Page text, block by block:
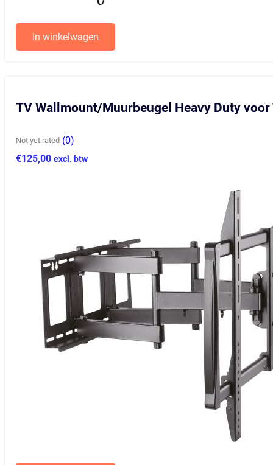
In winkelwagen
TV Wallmount/Muurbeugel Heavy Duty
Not yet rated (0)
€125,00 excl. btw